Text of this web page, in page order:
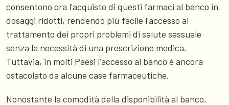
consentono ora l'acquisto di questi farmaci al banco in
dosaggi ridotti, rendendo più facile l'accesso al
trattamento dei propri problemi di salute sessuale
senza la necessità di una prescrizione medica.
Tuttavia, in molti Paesi l'accesso al banco è ancora
ostacolato da alcune case farmaceutiche.
Nonostante la comodità della disponibilità al banco,